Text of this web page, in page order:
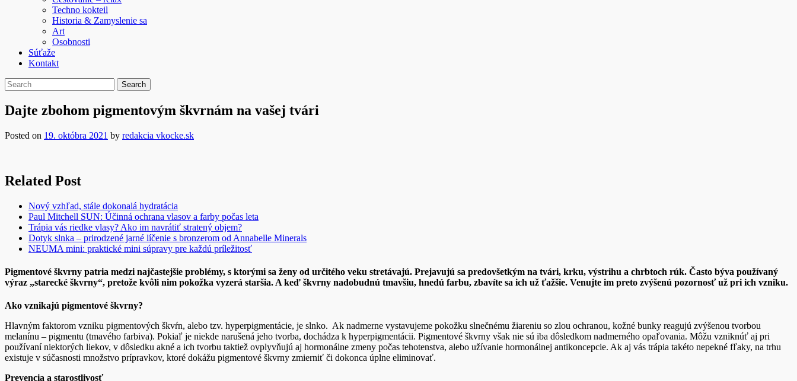
Techno kokteil
Historia & Zamyslenie sa
Art
Osobnosti
Súťaže
Kontakt
Dajte zbohom pigmentovým škvrnám na vašej tvári
Posted on 19. októbra 2021 by redakcia vkocke.sk
Related Post
Nový vzhľad, stále dokonalá hydratácia
Paul Mitchell SUN: Účinná ochrana vlasov a farby počas leta
Trápia vás riedke vlasy? Ako im navrátiť stratený objem?
Dotyk slnka – prirodzené jarné líčenie s bronzerom od Annabelle Minerals
NEUMA mini: praktické mini súpravy pre každú príležitosť
Pigmentové škvrny patria medzi najčastejšie problémy, s ktorými sa ženy od určitého veku stretávajú. Prejavujú sa predovšetkým na tvári, krku, výstrihu a chrbtoch rúk. Často býva používaný
výraz „starecké škvrny“, pretože kvôli nim pokožka vyzerá staršia. A keď škvrny nadobudnú tmavšiu, hnedú farbu, zbavíte sa ich už ťažšie. Venujte im preto zvýšenú pozornosť už pri ich vzniku.
Ako vznikajú pigmentové škvrny?
Hlavným faktorom vzniku pigmentových škvŕn, alebo tzv. hyperpigmentácie, je slnko. Ak nadmerne vystavujeme pokožku slnečnému žiareniu so zlou ochranou, kožné bunky reagujú zvýšenou tvorbou
melanínu – pigmentu (tmavého farbiva). Pokiaľ je niekde narušená jeho tvorba, dochádza k hyperpigmentácii. Pigmentové škvrny však nie sú iba dôsledkom nadmerného opaľovania. Môžu vzniknúť aj pri
používaní niektorých liekov, v dôsledku akné a ich tvorbu taktiež ovplyvňujú aj hormonálne zmeny počas tehotenstva, alebo užívanie hormonálnej antikoncepcie. Ak aj vás trápia takéto nepekné fľaky, na trhu
existuje v súčasnosti množstvo prípravkov, ktoré dokážu pigmentové škvrny zmierniť či dokonca úplne eliminovať.
Prevencia a starostlivosť